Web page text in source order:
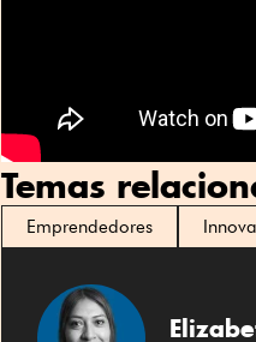
Temas
Emprendedores